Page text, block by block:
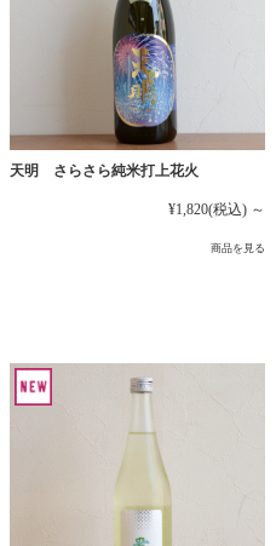
天明 さらさら純米打上花火
¥1,820(税込) ～
商品を見る